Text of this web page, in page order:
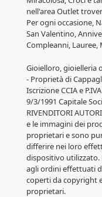
nell'area Outlet
Per ogni occasione,
San Valentino,
Compleanni, Lauree,
Gioielloro, gioielleria
- Proprietà di
Iscrizione CCIA e
9/3/1991 Capitale
RIVENDITORI
e le immagini dei
proprietari e sono
differire nei loro
dispositivo utilizzato.
agli ordini effettuati
coperti da copyright
proprietari.